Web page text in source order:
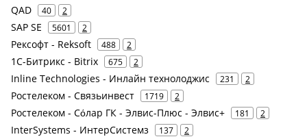
QAD 40 2
SAP SE 5601 2
Рексофт - Reksoft 488 2
1С-Битрикс - Bitrix 675 2
Inline Technologies - Инлайн технолоджис 231 2
Ростелеком - Связьинвест 1719 2
Ростелеком - Сόлар ГК - Элвис-Плюс - Элвис+ 181 2
InterSystems - ИнтерСистемз 137 2